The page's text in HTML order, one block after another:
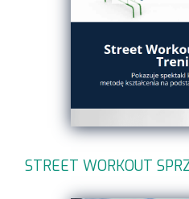
STREET WORKOUT